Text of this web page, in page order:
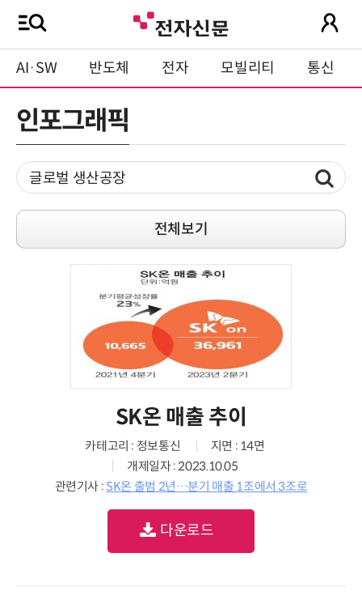
AI·SW 반도체 전자 모빌리티 통신
인포그래픽
전체보기
SK온 매출 추이
카테고리 : 정보통신
지면 : 14면
개제일자 : 2023.10.05
관련기사 : SK온 출범 2년…분기 매출 1조에서 3조로
다운로드